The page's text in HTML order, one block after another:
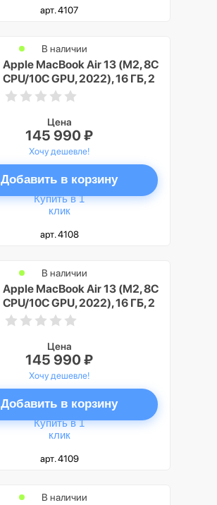
арт. 4107
Apple MacBook Air 13 (M2, 8C
CPU/10C GPU, 2022), 16 ГБ, 2
ТБ SSD, Cеребристый (Silver)
В наличии
Цена
145 990 ₽
Хочу дешевле!
Добавить в корзину
Купить в 1
клик
арт. 4108
Apple MacBook Air 13 (M2, 8C
CPU/10C GPU, 2022), 16 ГБ, 2
ТБ SSD, Cерый космос (Space
В наличии
Цена
145 990 ₽
Хочу дешевле!
Добавить в корзину
Купить в 1
клик
арт. 4109
В наличии